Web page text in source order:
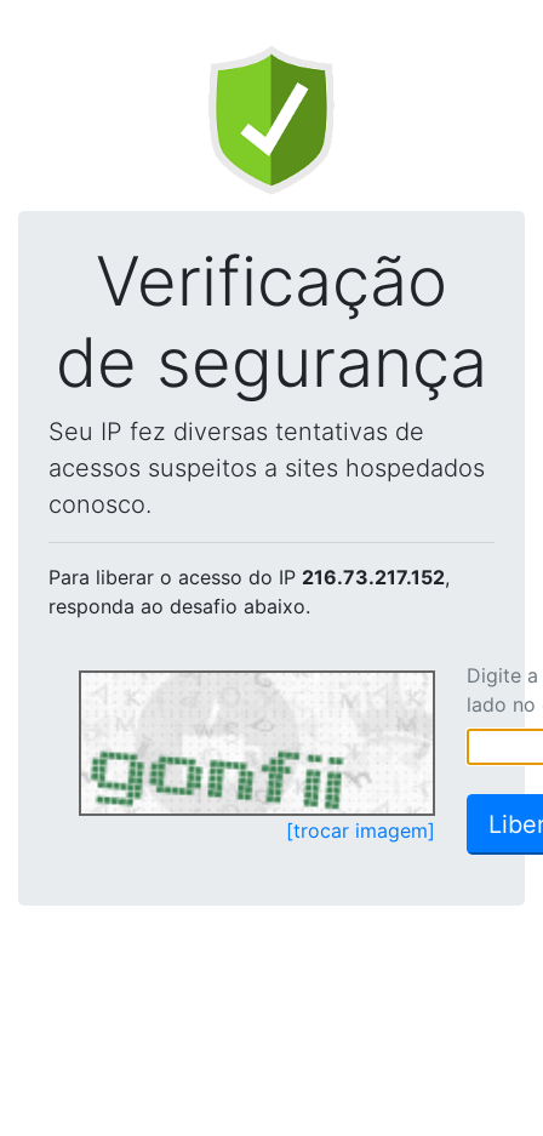
Verificação
de segurança
Seu IP fez diversas tentativas de
acessos suspeitos a sites hospedados
conosco.
Para liberar o acesso do IP 216.73.217.152,
responda ao desafio abaixo.
[trocar imagem]
Digite
lado no